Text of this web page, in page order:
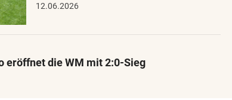
12.06.2026
eröffnet die WM mit 2:0-Sieg